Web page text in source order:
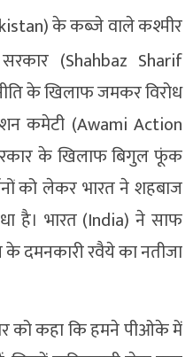
के कब्जे वाले कश्मीर
(Shahbaz Sharif
के खिलाफ जमकर विरोध
कमेटी (Awami Action
के खिलाफ बिगुल फूंक
को लेकर भारत ने शहबाज
है। भारत (India) ने साफ
के दमनकारी रवैये का नतीजा
को कहा कि हमने पीओके में